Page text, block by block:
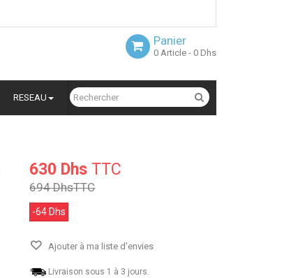
Panier
0 Article - 0 Dhs
RESEAU
630 Dhs TTC
694 DhsTTC
-64 Dhs
Ajouter à ma liste d'envies
Livraison sous 1 à 3 jours.